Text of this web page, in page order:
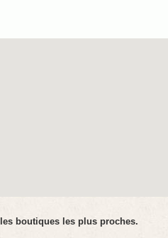
boutiques les plus proches.